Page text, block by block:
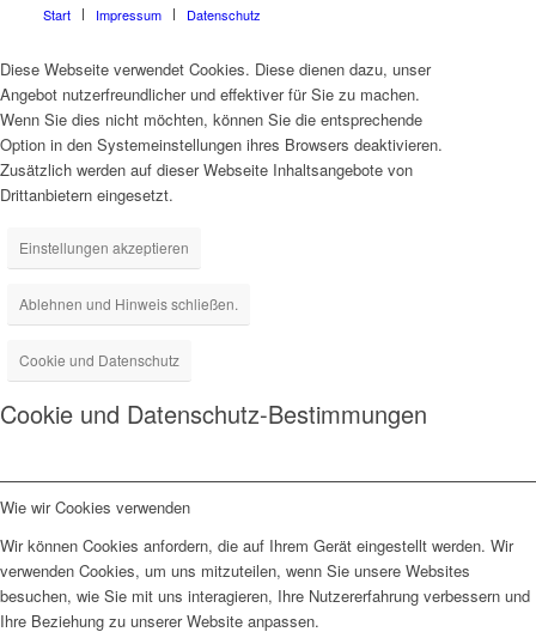
Start
Impressum Datenschutz
Diese Webseite verwendet Cookies. Diese dienen dazu, unser
Angebot nutzerfreundlicher und effektiver für Sie zu machen.
Wenn Sie dies nicht möchten, können Sie die entsprechende
Option in den Systemeinstellungen ihres Browsers deaktivieren.
Zusätzlich werden auf dieser Webseite Inhaltsangebote von
Drittanbietern eingesetzt.
Einstellungen akzeptieren
Ablehnen und Hinweis schließen.
Cookie und Datenschutz
Cookie und Datenschutz-Bestimmungen
Wie wir Cookies verwenden
Wir können Cookies anfordern, die auf Ihrem Gerät eingestellt werden. Wir
verwenden Cookies, um uns mitzuteilen, wenn Sie unsere Websites
besuchen, wie Sie mit uns interagieren, Ihre Nutzererfahrung verbessern und
Ihre Beziehung zu unserer Website anpassen.